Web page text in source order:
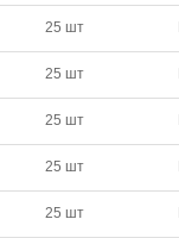
25 шт
25 шт
25 шт
25 шт
25 шт